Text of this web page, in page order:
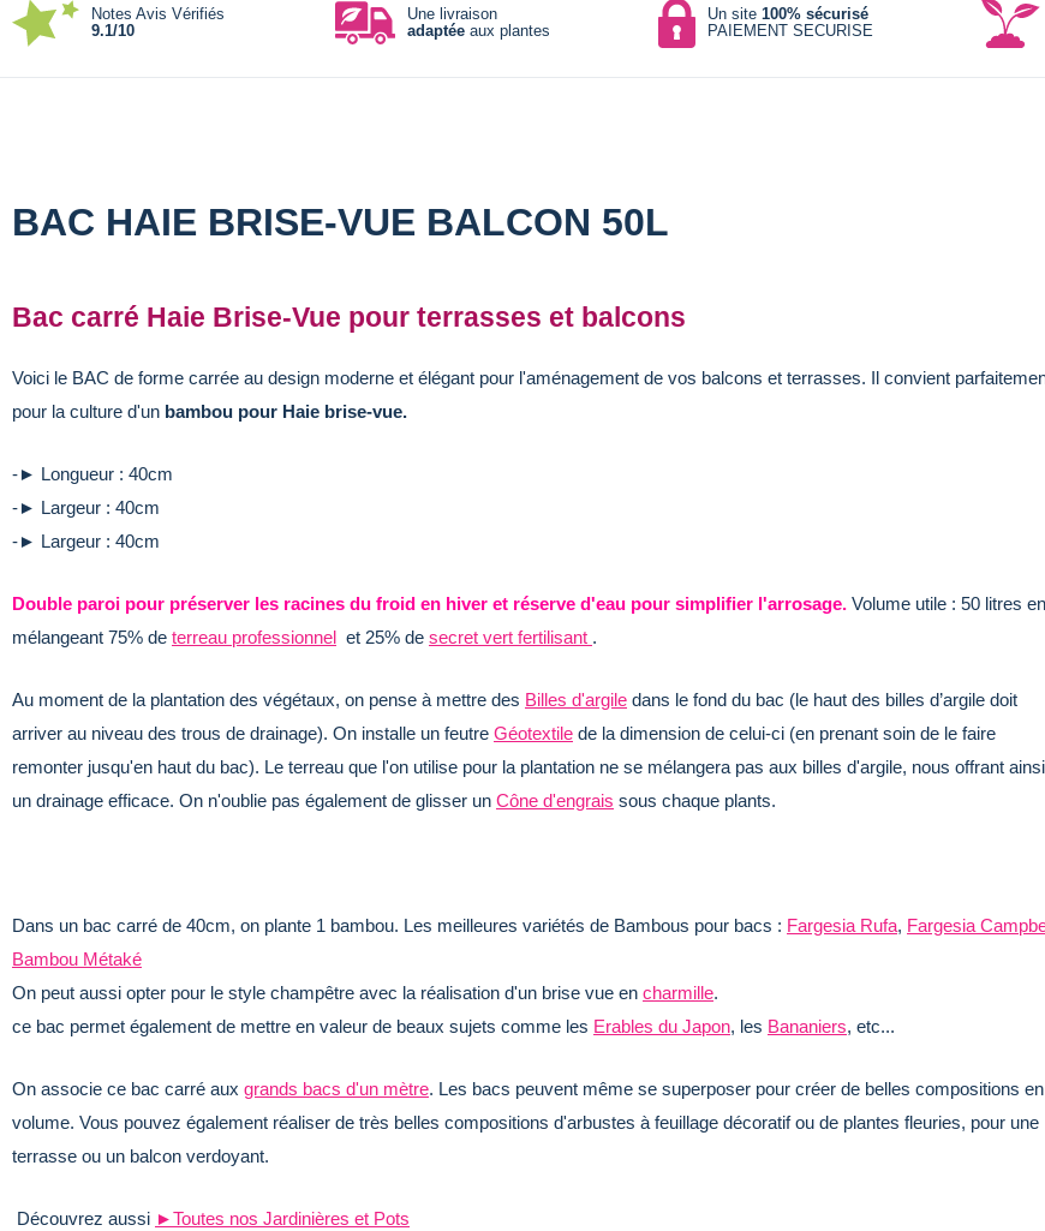
Notes Avis Vérifiés
9.1/10
Une livraison
adaptéeaux plantes
Un site 100% sécurisé
PAIEMENT SECURISE
BAC HAIE BRISE-VUE BALCON 50L
Bac carré Haie Brise-Vue pour terrasses et balcons
Voici le BAC de forme carrée au design moderne et élégant pour l'aménagement de vos balcons et terrasses. Il convient
pour la culture d'un bambou pour Haie brise-vue.
-► Longueur : 40cm
-► Largeur : 40cm
-► Largeur : 40cm
Double paroi pour préserver les racines du froid en hiver et réserve d'eau pour simplifier l'arrosage. Volume utile : 50 litres en
mélangeant 75% de terreau professionnel et 25% de secret vert fertilisant .
Au moment de la plantation des végétaux, on pense à mettre des Billes d'argile dans le fond du bac (le haut des billes d’argile doit
arriver au niveau des trous de drainage). On installe un feutre Géotextile de la dimension de celui-ci (en prenant soin de le faire
remonter jusqu'en haut du bac). Le terreau que l'on utilise pour la plantation ne se mélangera pas aux billes d'argile, nous offrant ainsi
un drainage efficace. On n'oublie pas également de glisser un Cône d'engrais sous chaque plants.
Dans un bac carré de 40cm, on plante 1 bambou. Les meilleures variétés de Bambous pour bacs : Fargesia Rufa, Fargesia
Bambou Métaké
On peut aussi opter pour le style champêtre avec la réalisation d'un brise vue en charmille.
ce bac permet également de mettre en valeur de beaux sujets comme les Erables du Japon, les Bananiers, etc...
On associe ce bac carré aux grands bacs d'un mètre. Les bacs peuvent même se superposer pour créer de belles compositions en
volume. Vous pouvez également réaliser de très belles compositions d'arbustes à feuillage décoratif ou de plantes fleuries, pour une
terrasse ou un balcon verdoyant.
Découvrez aussi ►Toutes nos Jardinières et Pots